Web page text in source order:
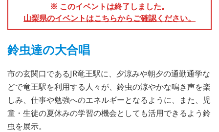
※ このイベントは終了しました。
山梨県のイベントはこちらからご確認ください。
鈴虫達の大合唱
市の玄関口であるJR竜王駅に、夕涼みや朝夕の通勤通学な
どで竜王駅を利用する人々が、鈴虫の涼やかな鳴き声を楽
しみ、仕事や勉強へのエネルギーとなるように、また、児
童・生徒の夏休みの学習の機会としても活用できるよう鈴
虫を展示。